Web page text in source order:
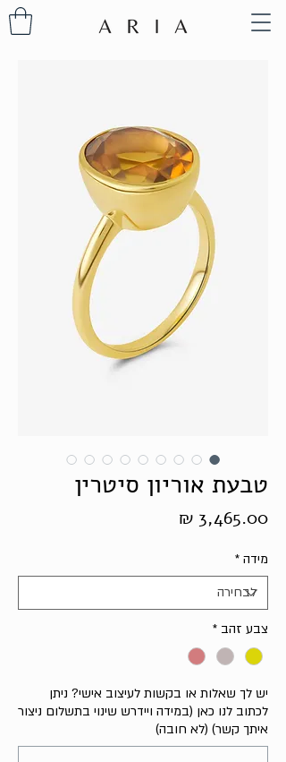
טבעת אוריון סיטרין
מידה *
צבע זהב *
יש לך שאלות או בקשות לעיצוב אישי? ניתן
לכתוב לנו כאן (במידה ויידרש שינוי בתשלום ניצור
איתך קשר) (לא חובה)